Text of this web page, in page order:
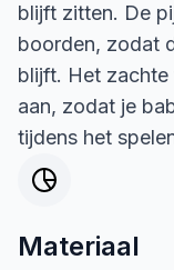
blijft zitten. De
boorden, zodat
blijft. Het
aan, zodat je
tijdens het
Materiaal